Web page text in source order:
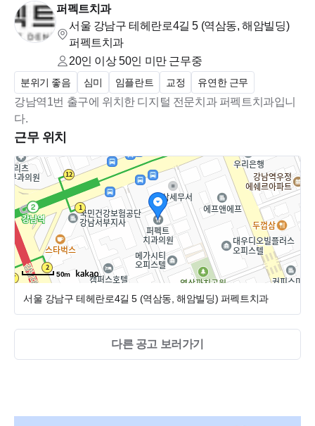
퍼펙트치과
서울 강남구 테헤란로4길 5 (역삼동, 해암빌딩)
퍼펙트치과
20인 이상 50인 미만근무중
분위기 좋음 심미 임플란트 교정 유연한 근무
강남역1번 출구에 위치한 디지털 전문치과 퍼펙트치과입니
다.
근무 위치
50m
서울 강남구 테헤란로4길 5 (역삼동, 해암빌딩) 퍼펙트치과
다른 공고 보러가기